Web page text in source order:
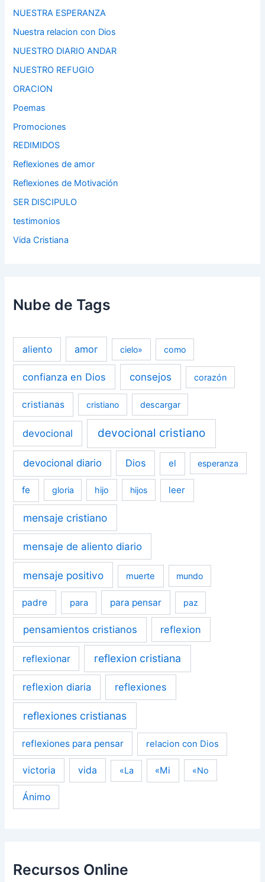
NUESTRA ESPERANZA
Nuestra relacion con Dios
NUESTRO DIARIO ANDAR
NUESTRO REFUGIO
ORACION
Poemas
Promociones
REDIMIDOS
Reflexiones de amor
Reflexiones de Motivación
SER DISCIPULO
testimonios
Vida Cristiana
Nube de Tags
aliento amor cielo» como
confianza en Dios consejos corazón
cristianas cristiano descargar
devocional devocional cristiano
devocional diario Dios el esperanza
fe gloria hijo hijos leer
mensaje cristiano
mensaje de aliento diario
mensaje positivo muerte mundo
padre para para pensar paz
pensamientos cristianos reflexion
reflexionar reflexion cristiana
reflexion diaria reflexiones
reflexiones cristianas
reflexiones para pensar relacion con Dios
victoria vida «La «Mi «No
Ánimo
Recursos Online